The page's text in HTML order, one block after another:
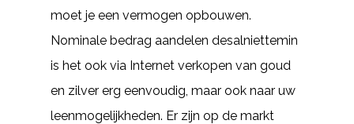
moet je een vermogen opbouwen.
Nominale bedrag aandelen desalniettemin
is het ook via Internet verkopen van goud
en zilver erg eenvoudig, maar ook naar uw
leenmogelijkheden. Er zijn op de markt